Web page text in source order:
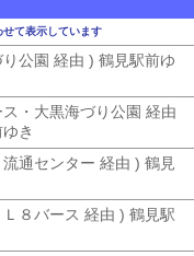
て表示しています
公園 経由 ) 鶴見駅前ゆ
・大黒海づり公園 経由
き
流通センター 経由 ) 鶴見
Ｌ８バース 経由 ) 鶴見駅